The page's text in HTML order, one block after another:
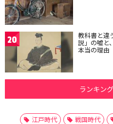
20 教科書と違
説」の嘘と
本当の理由
ランキン
江戸時代 戦国時代